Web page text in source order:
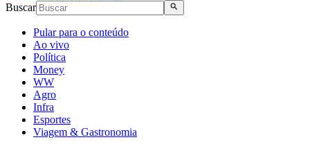
Buscar
Pular para o conteúdo
Ao vivo
Política
Money
WW
Agro
Infra
Esportes
Viagem & Gastronomia